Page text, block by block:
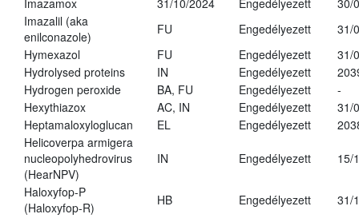
Imazamox
31/10/2024 Engedélyezett
30/
Imazalil (aka
enilconazole)
FU Engedélyezett
31/
Hymexazol
FU Engedélyezett
31/
Hydrolysed proteins
IN Engedélyezett
Hydrogen peroxide
BA, FU Engedélyezett
-
Hexythiazox
AC, IN Engedélyezett
31/
Heptamaloxyloglucan
EL Engedélyezett
Helicoverpa armigera
nucleopolyhedrovirus
(HearNPV)
IN Engedélyezett 15/
Haloxyfop-P
(Haloxyfop-R)
HB Engedélyezett
31/